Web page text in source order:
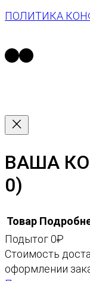
а
к
ПОЛИТИКА
https://t.me/
https://
ВАША
0)
ТОВАРЫ
Товар
Подытог0₽
Стоимость
оформлении